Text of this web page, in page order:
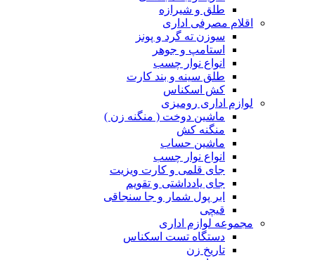
طلق و شیرازه
اقلام مصرفی اداری
سوزن ته گرد و پونز
استامپ و جوهر
انواع نوار چسب
طلق سینه و بند کارت
کش اسکناس
لوازم اداری رومیزی
ماشین دوخت ( منگنه زن )
منگنه کش
ماشین حساب
انواع نوار چسب
جای قلمی و کارت ویزیت
جای یادداشتی و تقویم
ابر پول شمار و جا سنجاقی
قیچی
مجموعه لوازم اداری
دستگاه تست اسکناس
تاریخ زن